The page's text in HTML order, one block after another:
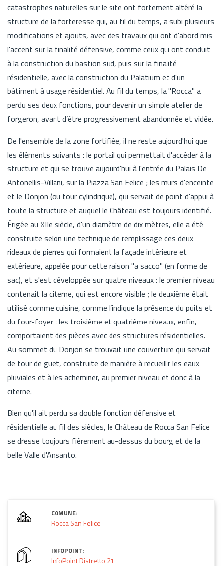
catastrophes naturelles sur le site ont fortement altéré la
structure de la forteresse qui, au fil du temps, a subi plusieurs
modifications et ajouts, avec des travaux qui ont d'abord mis
l'accent sur la finalité défensive, comme ceux qui ont conduit
à la construction du bastion sud, puis sur la finalité
résidentielle, avec la construction du Palatium et d'un
bâtiment à usage résidentiel. Au fil du temps, la "Rocca" a
perdu ses deux fonctions, pour devenir un simple atelier de
forgeron, avant d’être progressivement abandonnée et vidée.
De l'ensemble de la zone fortifiée, il ne reste aujourd'hui que
les éléments suivants : le portail qui permettait d'accéder à la
structure et qui se trouve aujourd'hui à l'entrée du Palais De
Antonellis-Villani, sur la Piazza San Felice ; les murs d'enceinte
et le Donjon (ou tour cylindrique), qui servait de point d'appui à
toute la structure et auquel le Château est toujours identifié.
Érigée au XIIe siècle, d'un diamètre de dix mètres, elle a été
construite selon une technique de remplissage des deux
rideaux de pierres qui formaient la façade intérieure et
extérieure, appelée pour cette raison "a sacco" (en forme de
sac), et s'est développée sur quatre niveaux : le premier niveau
contenait la citerne, qui est encore visible ; le deuxième était
utilisé comme cuisine, comme l’indique la présence du puits et
du four-foyer ; les troisième et quatrième niveaux, enfin,
comportaient des pièces avec des structures résidentielles.
Au sommet du Donjon se trouvait une couverture qui servait
de tour de guet, construite de manière à recueillir les eaux
pluviales et à les acheminer, au premier niveau et donc à la
citerne.
Bien qu'il ait perdu sa double fonction défensive et
résidentielle au fil des siècles, le Château de Rocca San Felice
se dresse toujours fièrement au-dessus du bourg et de la
belle Valle d'Ansanto.
COMUNE:
Rocca San Felice
INFOPOINT:
InfoPoint Distretto 21